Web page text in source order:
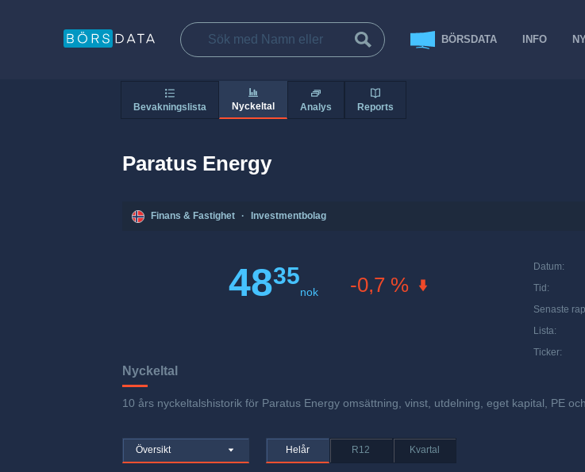
BÖRSDATA INFO
Bevakningslista Nyckeltal Analys Reports
Paratus Energy
Finans & Fastighet · Investmentbolag
4835
nok -0,7 %
Datum:
Tid :
Senaste
Lista:
Ticker:
Nyckeltal
10 års nyckeltalshistorik för Paratus Energy omsättning, vinst, utdelning, eget kapital, PE
Översikt Helår R12 Kvartal